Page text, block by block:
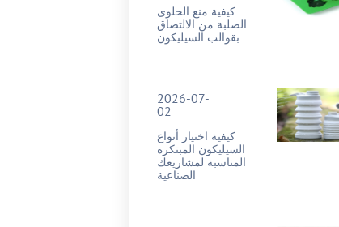
كيفية منع الحلوى
الصلبة من الالتصاق
بقوالب السيليكون
2026-07-
02
كيفية اختيار أنواع
السيليكون المبتكرة
المناسبة لمشاريعك
الصناعية